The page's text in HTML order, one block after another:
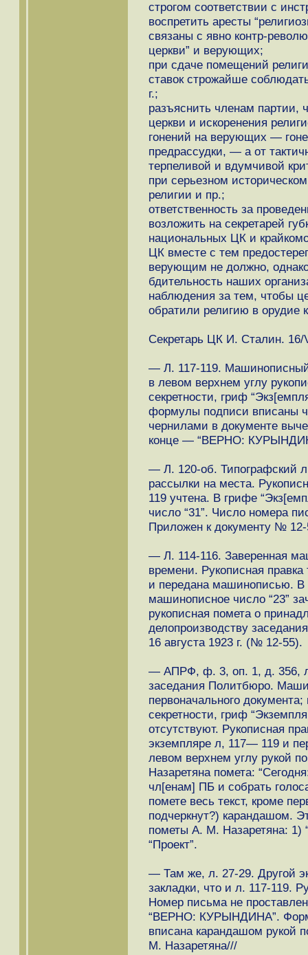
строгом соответствии с
воспретить аресты
связаны с явно контр-
церкви” и верующих;
при сдаче помещений
ставок строжайше
г.;
разъяснить членам партии,
церкви и искоренения
гонений на верующих —
предрассудки, — а от
терпеливой и вдумчивой
при серьезном
религии и пр.;
ответственность за
возложить на секретарей
национальных ЦК и
ЦК вместе с тем
верующим не должно,
бдительность наших
наблюдения за тем, чтобы
обратили религию в орудие
Секретарь ЦК И. Сталин. 16/
— Л. 117-119. Машинописный
в левом верхнем углу
секретности, гриф
формулы подписи вписаны
чернилами в документе
конце — “ВЕРНО:
— Л. 120-об. Типографский
рассылки на места.
119 учтена. В грифе
число “31”. Число номера
Приложен к документу №
— Л. 114-116. Заверенная
времени. Рукописная правка
и передана машинописью.
машинописное число “23”
рукописная помета о
делопроизводству
16 августа 1923 г. (№ 12-55).
— АПРФ, ф. 3, оп. 1, д. 356,
заседания Политбюро.
первоначального
секретности, гриф
отсутствуют. Рукописная
экземпляре л, 117— 119 и
левом верхнем углу рукой
Назаретяна помета:
чл[енам] ПБ и собрать
помете весь текст, кроме
подчеркнут?) карандашом.
пометы А. М. Назаретяна: 1)
“Проект”.
— Там же, л. 27-29. Другой
закладки, что и л. 117-119.
Номер письма не
“ВЕРНО: КУРЫНДИНА”.
вписана карандашом рукой
М. Назаретяна///